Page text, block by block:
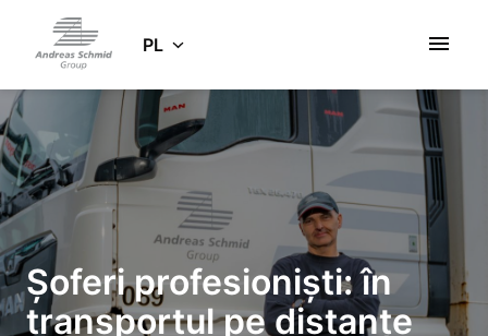
zawartości
Strona głównaPL
Șoferi profesioniști: în
transportul pe distanțe